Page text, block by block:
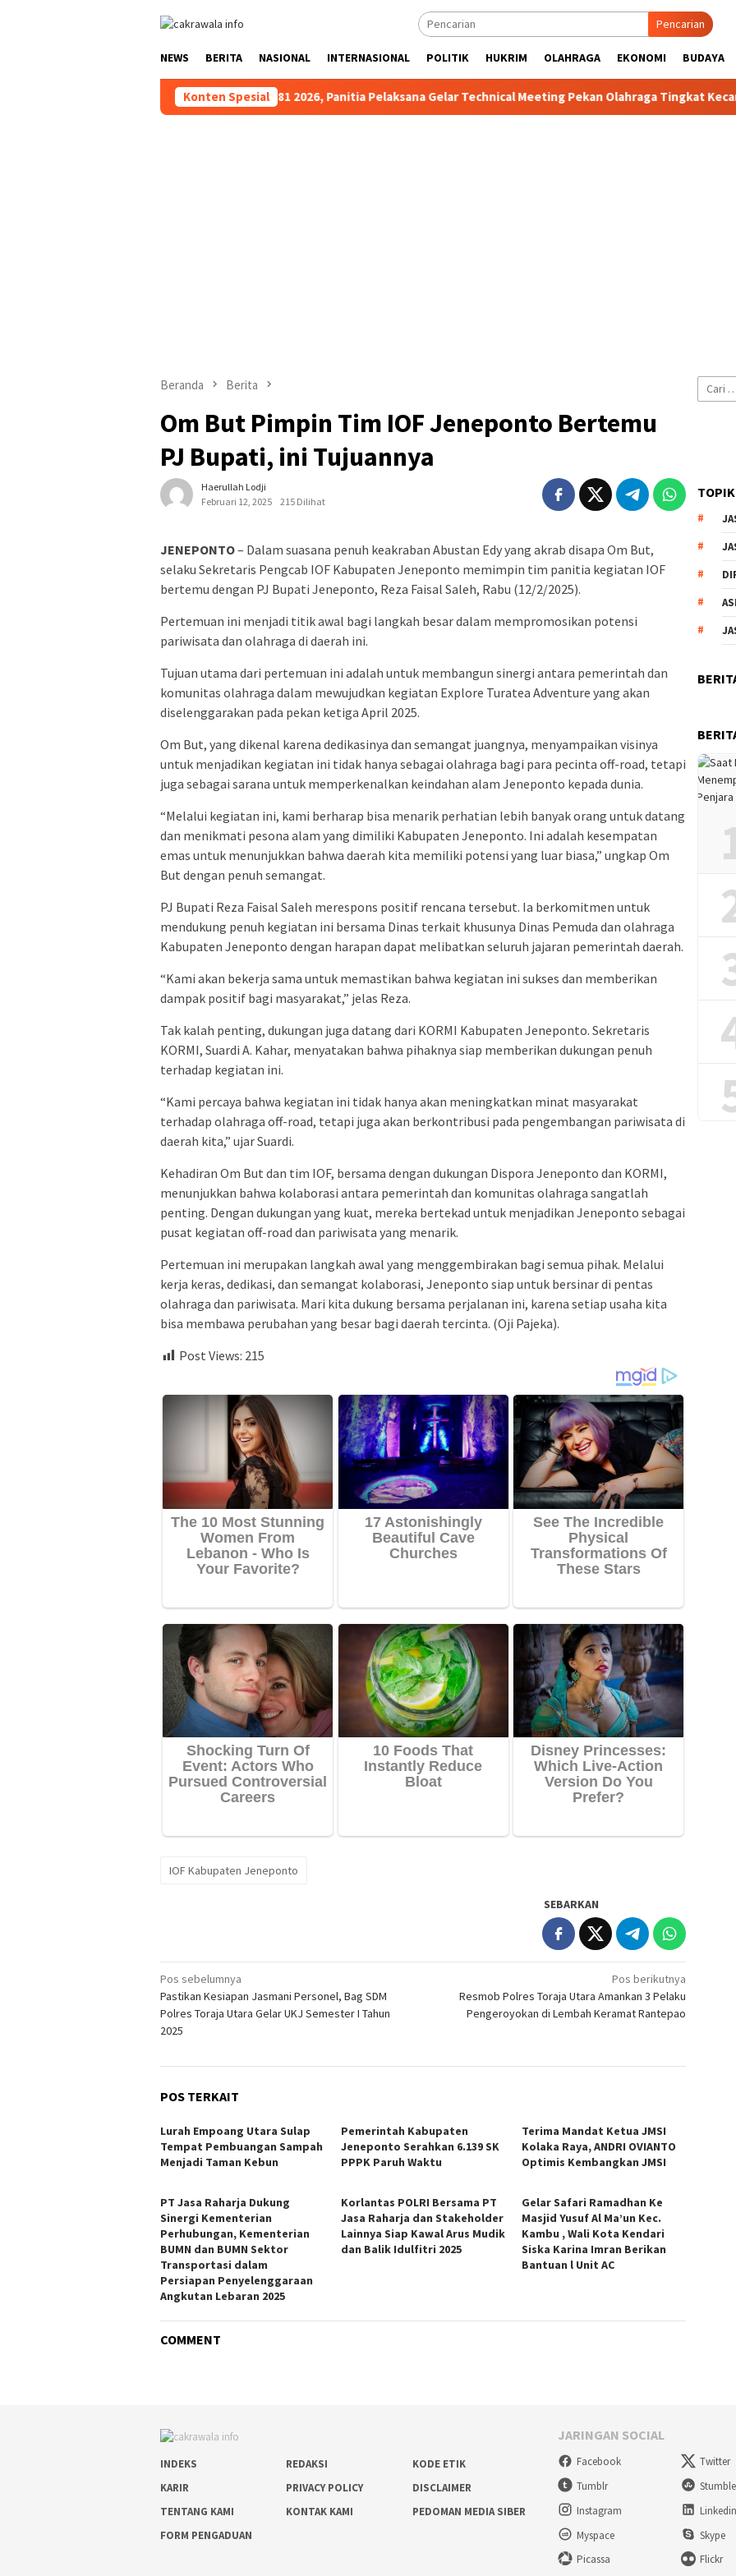
Pencarian
NEWS BERITA NASIONAL INTERNASIONAL POLITIK HUKRIM OLAHRAGA EKONOMI BUDAYA
Konten Spesial
Jelang HUT RI Ke-81 2026, Panitia Pelaksana Gelar Technical Meeting Pekan Olahraga Tingkat Kecamatan Konda
Beranda Berita
Om But Pimpin Tim IOF Jeneponto Bertemu
PJ Bupati, ini Tujuannya
Haerullah Lodji
Februari 12, 2025
215 Dilihat
JENEPONTO– Dalam suasana penuh keakraban Abustan Edy yang akrab disapa Om But,
selaku Sekretaris Pengcab IOF Kabupaten Jeneponto memimpin tim panitia kegiatan IOF
bertemu dengan PJ Bupati Jeneponto, Reza Faisal Saleh, Rabu (12/2/2025).
Pertemuan ini menjadi titik awal bagi langkah besar dalam mempromosikan potensi
pariwisata dan olahraga di daerah ini.
Tujuan utama dari pertemuan ini adalah untuk membangun sinergi antara pemerintah dan
komunitas olahraga dalam mewujudkan kegiatan Explore Turatea Adventure yang akan
diselenggarakan pada pekan ketiga April 2025.
Om But, yang dikenal karena dedikasinya dan semangat juangnya, menyampaikan visinya
untuk menjadikan kegiatan ini tidak hanya sebagai olahraga bagi para pecinta off-road, tetapi
juga sebagai sarana untuk memperkenalkan keindahan alam Jeneponto kepada dunia.
“Melalui kegiatan ini, kami berharap bisa menarik perhatian lebih banyak orang untuk datang
dan menikmati pesona alam yang dimiliki Kabupaten Jeneponto. Ini adalah kesempatan
emas untuk menunjukkan bahwa daerah kita memiliki potensi yang luar biasa,” ungkap Om
But dengan penuh semangat.
PJ Bupati Reza Faisal Saleh merespons positif rencana tersebut. Ia berkomitmen untuk
mendukung penuh kegiatan ini bersama Dinas terkait khusunya Dinas Pemuda dan olahraga
Kabupaten Jeneponto dengan harapan dapat melibatkan seluruh jajaran pemerintah daerah.
“Kami akan bekerja sama untuk memastikan bahwa kegiatan ini sukses dan memberikan
dampak positif bagi masyarakat,” jelas Reza.
Tak kalah penting, dukungan juga datang dari KORMI Kabupaten Jeneponto. Sekretaris
KORMI, Suardi A. Kahar, menyatakan bahwa pihaknya siap memberikan dukungan penuh
terhadap kegiatan ini.
“Kami percaya bahwa kegiatan ini tidak hanya akan meningkatkan minat masyarakat
terhadap olahraga off-road, tetapi juga akan berkontribusi pada pengembangan pariwisata di
daerah kita,” ujar Suardi.
Kehadiran Om But dan tim IOF, bersama dengan dukungan Dispora Jeneponto dan KORMI,
menunjukkan bahwa kolaborasi antara pemerintah dan komunitas olahraga sangatlah
penting. Dengan dukungan yang kuat, mereka bertekad untuk menjadikan Jeneponto sebagai
pusat kegiatan off-road dan pariwisata yang menarik.
Pertemuan ini merupakan langkah awal yang menggembirakan bagi semua pihak. Melalui
kerja keras, dedikasi, dan semangat kolaborasi, Jeneponto siap untuk bersinar di pentas
olahraga dan pariwisata. Mari kita dukung bersama perjalanan ini, karena setiap usaha kita
bisa membawa perubahan yang besar bagi daerah tercinta. (Oji Pajeka).
Post Views: 215
IOF Kabupaten Jeneponto
SEBARKAN
Navigasi
pos
Pos sebelumnya
Pastikan Kesiapan Jasmani Personel, Bag SDM
Polres Toraja Utara Gelar UKJ Semester I Tahun
2025
Pos berikutnya
Resmob Polres Toraja Utara Amankan 3 Pelaku
Pengeroyokan di Lembah Keramat Rantepao
POS TERKAIT
Lurah Empoang Utara Sulap
Tempat Pembuangan Sampah
Menjadi Taman Kebun
Pemerintah Kabupaten
Jeneponto Serahkan 6.139 SK
PPPK Paruh Waktu
Terima Mandat Ketua JMSI
Kolaka Raya, ANDRI OVIANTO
Optimis Kembangkan JMSI
PT Jasa Raharja Dukung
Sinergi Kementerian
Perhubungan, Kementerian
BUMN dan BUMN Sektor
Transportasi dalam
Persiapan Penyelenggaraan
Angkutan Lebaran 2025
Korlantas POLRI Bersama PT
Jasa Raharja dan Stakeholder
Lainnya Siap Kawal Arus Mudik
dan Balik Idulfitri 2025
Gelar Safari Ramadhan Ke
Masjid Yusuf Al Ma’un Kec.
Kambu , Wali Kota Kendari
Siska Karina Imran Berikan
Bantuan l Unit AC
COMMENT
Cari
untuk:
INDEKS REDAKSI
KODE ETIK
KARIR
PRIVACY POLICY
DISCLAIMER
TENTANG KAMI
KONTAK KAMI
PEDOMAN MEDIA SIBER
FORM PENGADUAN
JARINGAN SOCIAL
Facebook Twitter
Tumblr
Instagram
Linkedin
Myspace
Skype
Picassa
Flickr